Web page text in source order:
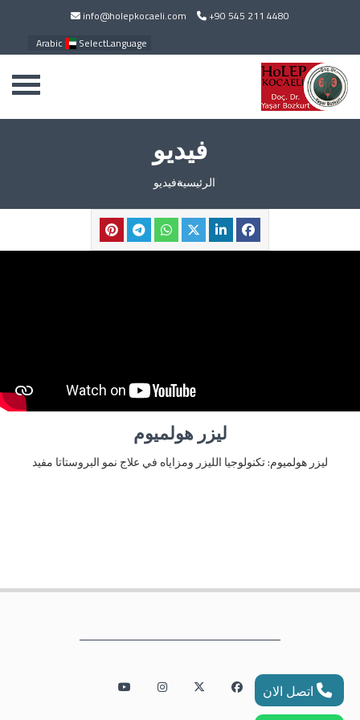
+90 545 211 4480
info@holepkocaeli.com
SelectLanguage
Arabic
فيديو
الرئيسيةفيديو
ليزر هولميوم
ليزر هولميوم: تكنولوجيا الليزر ومزاياه في علاج نمو البروستاتا مفيد
اتصل الان